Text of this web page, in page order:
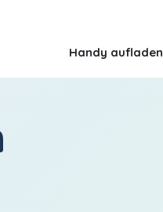
Handy aufladen